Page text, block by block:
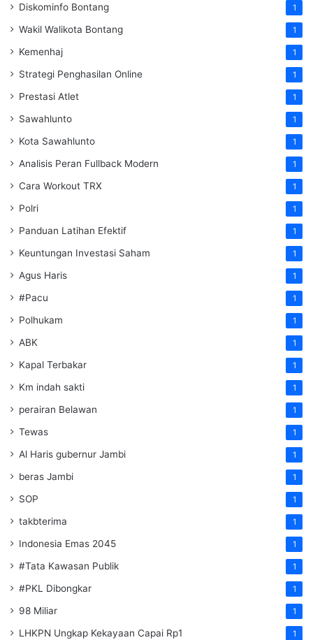
Diskominfo Bontang 1
Wakil Walikota Bontang 1
Kemenhaj 1
Strategi Penghasilan Online 1
Prestasi Atlet 1
Sawahlunto 1
Kota Sawahlunto 1
Analisis Peran Fullback Modern 1
Cara Workout TRX 1
Polri 1
Panduan Latihan Efektif 1
Keuntungan Investasi Saham 1
Agus Haris 1
#Pacu 1
Polhukam 1
ABK 1
Kapal Terbakar 1
Km indah sakti 1
perairan Belawan 1
Tewas 1
Al Haris gubernur Jambi 1
beras Jambi 1
SOP 1
takbterima 1
Indonesia Emas 2045 1
#Tata Kawasan Publik 1
#PKL Dibongkar 1
98 Miliar 1
LHKPN Ungkap Kekayaan Capai Rp1 1